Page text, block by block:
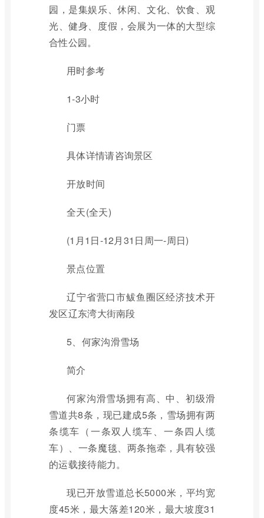
园，是集娱乐、休闲、文化、饮食、观
光、健身、度假，会展为一体的大型综
合性公园。
用时参考
1-3小时
门票
具体详情请咨询景区
开放时间
全天(全天)
(1月1日-12月31日周一-周日)
景点位置
辽宁省营口市鲅鱼圈区经济技术开
发区辽东湾大街南段
5、何家沟滑雪场
简介
何家沟滑雪场拥有高、中、初级滑
雪道共8条，现已建成5条，雪场拥有两
条缆车（一条双人缆车、一条四人缆
车）、一条魔毯、两条拖牵，具有较强
的运载接待能力。
现已开放雪道总长5000米，平均宽
度45米，最大落差120米，最大坡度31